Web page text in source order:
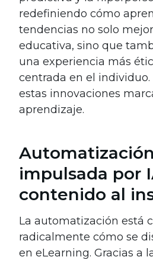
redefiniendo cómo
tendencias no solo
educativa, sino que
una experiencia más
centrada en el
estas innovaciones
aprendizaje.
Automatización
impulsada por
contenido al
La automatización está
radicalmente cómo se
en eLearning. Gracias a